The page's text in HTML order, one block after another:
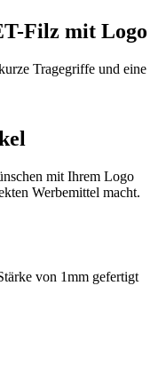
Filz mit Logo
Tragegriffe und eine
mit Ihrem Logo
Werbemittel macht.
von 1mm gefertigt